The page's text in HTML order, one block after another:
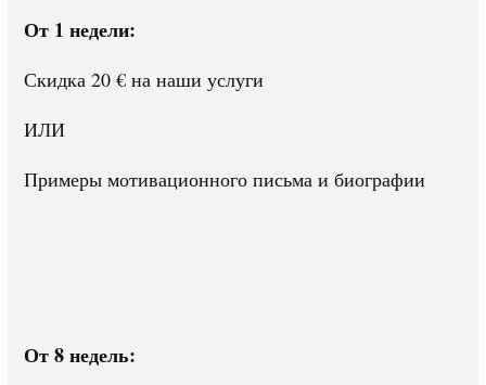
От 1 недели:
Скидка 20 € на наши услуги
ИЛИ
Примеры мотивационного письма и биографии
От 8 недель: